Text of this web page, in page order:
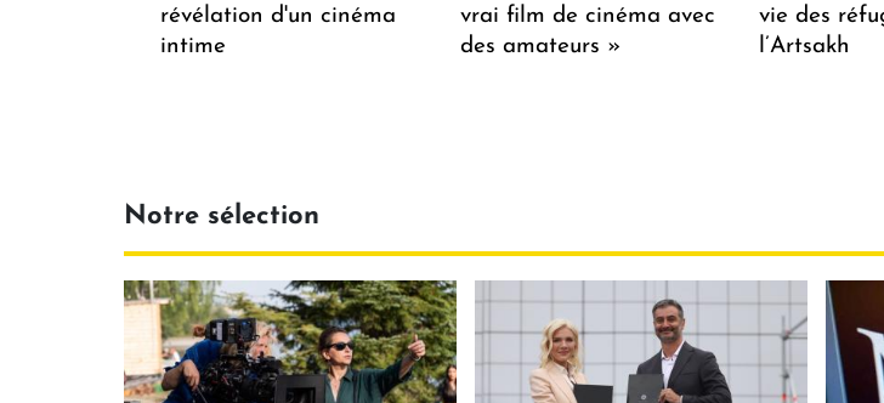
révélation d'un cinéma
intime
vrai film de cinéma avec
des amateurs »
vie des
l’Artsakh
Notre sélection